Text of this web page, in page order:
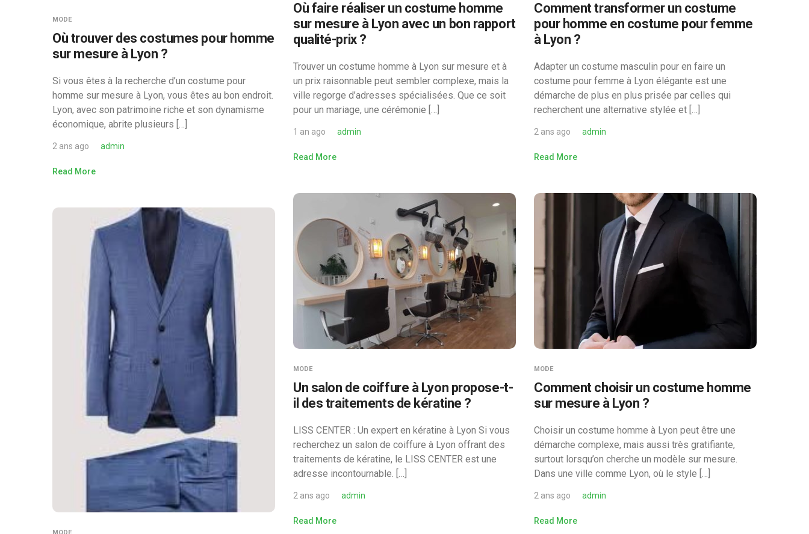
Où faire réaliser un costume homme
sur mesure à Lyon avec un bon rapport
qualité-prix ?
Trouver un costume homme à Lyon sur mesure et à
un prix raisonnable peut sembler complexe, mais la
ville regorge d’adresses spécialisées. Que ce soit
pour un mariage, une cérémonie […]
1 an ago admin
Read More
Comment transformer un costume
pour homme en costume pour femme
à Lyon ?
Adapter un costume masculin pour en faire un
costume pour femme à Lyon élégante est une
démarche de plus en plus prisée par celles qui
recherchent une alternative stylée et […]
2 ans ago admin
Read More
MODE
Où trouver des costumes pour homme
sur mesure à Lyon ?
Si vous êtes à la recherche d’un costume pour
homme sur mesure à Lyon, vous êtes au bon endroit.
Lyon, avec son patrimoine riche et son dynamisme
économique, abrite plusieurs […]
2 ans ago admin
Read More
MODE
Un salon de coiffure à Lyon propose-t-
il des traitements de kératine ?
LISS CENTER : Un expert en kératine à Lyon Si vous
recherchez un salon de coiffure à Lyon offrant des
traitements de kératine, le LISS CENTER est une
adresse incontournable. […]
2 ans ago admin
Read More
MODE
Comment choisir un costume homme
sur mesure à Lyon ?
Choisir un costume homme à Lyon peut être une
démarche complexe, mais aussi très gratifiante,
surtout lorsqu’on cherche un modèle sur mesure.
Dans une ville comme Lyon, où le style […]
2 ans ago admin
Read More